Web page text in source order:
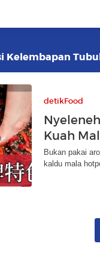
Kelembapan
detikFood
Kuah
Bukan pakai
kaldu mala